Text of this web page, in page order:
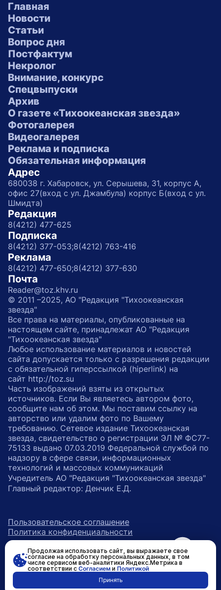
Главная
Новости
Статьи
Вопрос дня
Постфактум
Некролог
Внимание, конкурс
Спецвыпуски
Архив
О газете «Тихоокеанская звезда»
Фотогалерея
Видеогалерея
Реклама и подписка
Обязательная информация
Адрес
680038 г. Хабаровск, ул. Серышева, 31, корпус А,
офис 27(вход с ул. Джамбула) корпус Б(вход с ул.
Шмидта)
Редакция
8(4212) 477-625
Подписка
8(4212) 377-053;8(4212) 763-416
Реклама
8(4212) 477-650;8(4212) 377-630
Почта
Reader@toz.khv.ru
© 2011 –2025, АО "Редакция "Тихоокеанская
звезда"
Все права на материалы, опубликованные на
настоящем сайте, принадлежат АО "Редакция
"Тихоокеанская звезда"
Любое использование материалов и новостей
сайта допускается только с разрешения редакции
с обязательной гиперссылкой (hiperlink) на
сайт http://toz.su
Часть изображений взяты из открытых
источников. Если Вы являетесь автором фото,
сообщите нам об этом. Мы поставим ссылку на
авторство или удалим фото по Вашему
требованию. Сетевое издание Тихоокеанская
звезда, свидетельство о регистрации ЭЛ № ФС77-
75133 выдано 07.03.2019 Федеральной службой по
надзору в сфере связи, информационных
технологий и массовых коммуникаций
Учредитель АО "Редакция "Тихоокеанская звезда"
Главный редактор: Денчик Е.Д.
Пользовательское соглашение
Политика конфиденциальности
ссылка на главную
возрастное ограничение 16+
ссылка на страницу в Вконтакте
ссылка на страницу в
ссылка на канал в
Разработано в
Продолжая использовать сайт, вы выражаете свое
согласие на обработку персональных данных, в том
числе сервисом веб-аналитики Яндекс.Метрика в
соответствии с Согласиеми Политикой
Принять